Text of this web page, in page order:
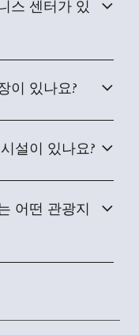
스 센터가 있
이 있나요?
설이 있나요?
어떤 관광지